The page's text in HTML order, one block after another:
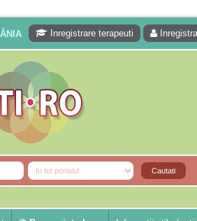
Inregistrare terapeuti